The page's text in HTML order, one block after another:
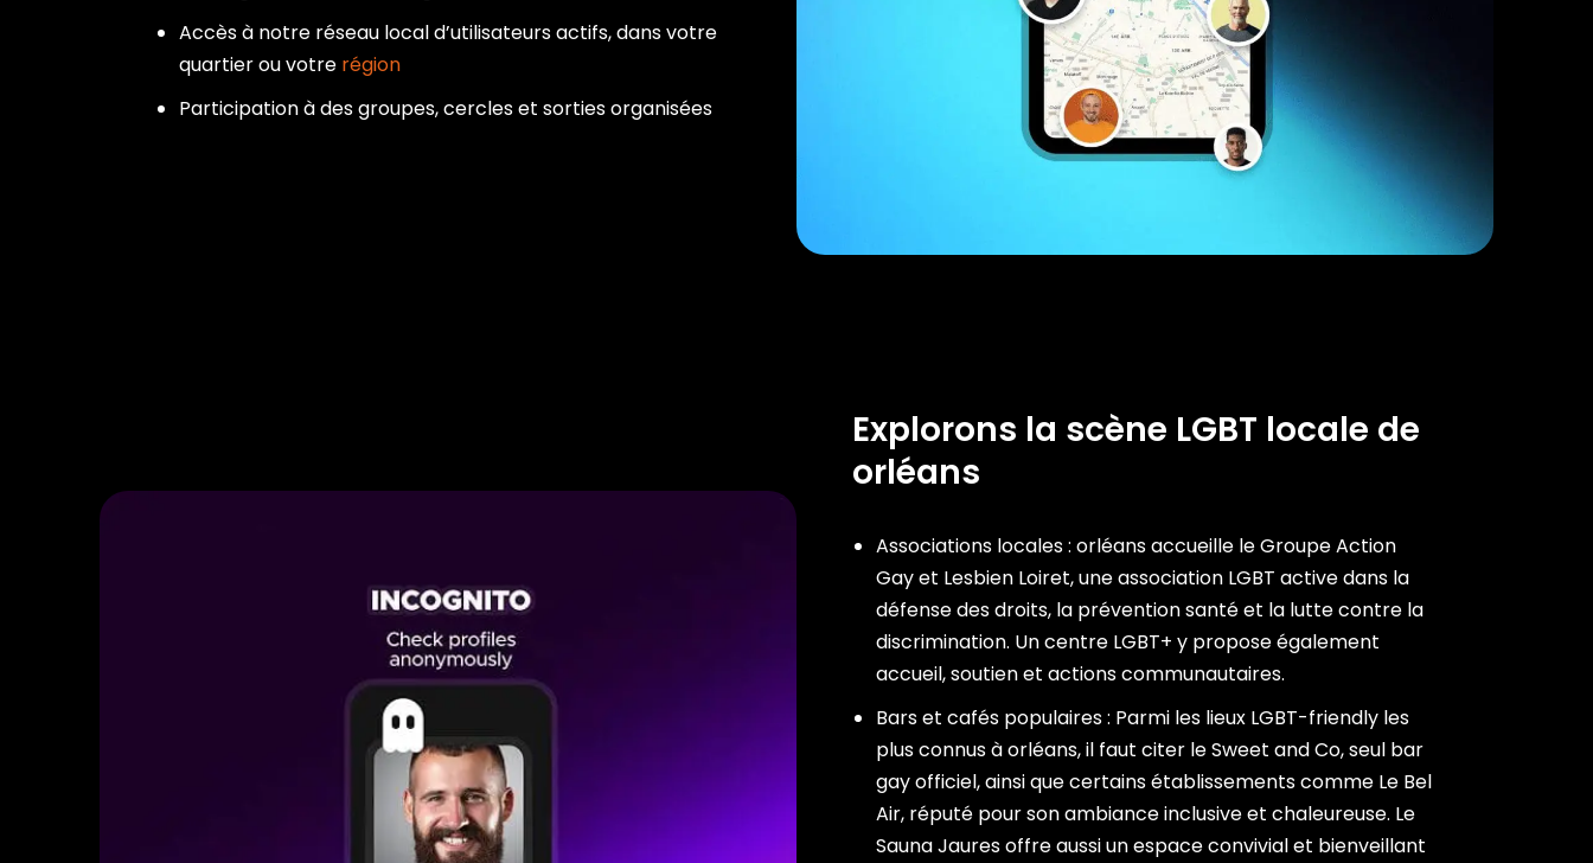
Accès à notre réseau local d’utilisateurs actifs, dans votre
quartier ou votre région
Participation à des groupes, cercles et sorties organisées
Explorons la scène LGBT locale de
orléans
Associations locales : orléans accueille le Groupe Action
Gay et Lesbien Loiret, une association LGBT active dans la
défense des droits, la prévention santé et la lutte contre la
discrimination. Un centre LGBT+ y propose également
accueil, soutien et actions communautaires.
Bars et cafés populaires : Parmi les lieux LGBT-friendly les
plus connus à orléans, il faut citer le Sweet and Co, seul bar
gay officiel, ainsi que certains établissements comme Le Bel
Air, réputé pour son ambiance inclusive et chaleureuse. Le
Sauna Jaures offre aussi un espace convivial et bienveillant